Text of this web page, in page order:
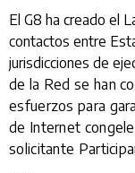
El G8 ha creado el
contactos entre
jurisdicciones de
de la Red se han
esfuerzos para
de Internet
solicitante